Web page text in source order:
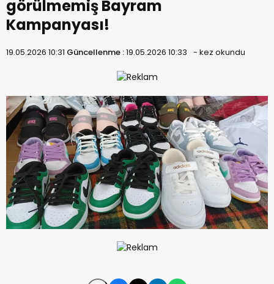
görülmemiş Bayram
Kampanyası!
19.05.2026 10:31 Güncellenme :19.05.2026 10:33 - kez okundu